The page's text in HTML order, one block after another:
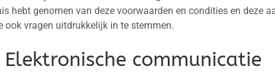
hebt genomen van deze voorwaarden en condities en deze
ook vragen uitdrukkelijk in te stemmen.
Elektronische communicatie